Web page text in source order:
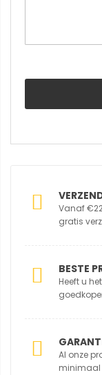
Vanaf
gratis
BESTE
Heeft u
Al onze
minimaal